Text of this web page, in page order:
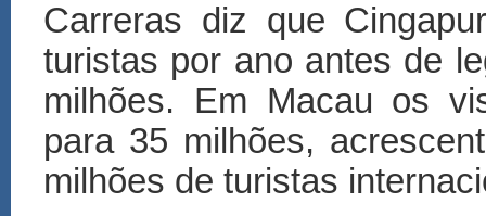
Carreras diz que
turistas por ano antes de
milhões. Em Macau os
para 35 milhões,
milhões de turistas